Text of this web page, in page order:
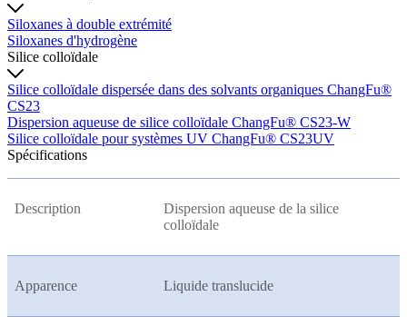
Siloxanes à double extrémité
Siloxanes d'hydrogène
Silice colloïdale
Silice colloïdale dispersée dans des solvants organiques ChangFu®
CS23
Dispersion aqueuse de silice colloïdale ChangFu® CS23-W
Silice colloïdale pour systèmes UV ChangFu® CS23UV
Spécifications
Description
Dispersion aqueuse de la silice
colloïdale
Apparence Liquide translucide